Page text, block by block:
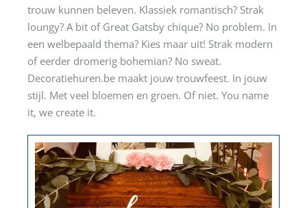
trouw kunnen beleven. Klassiek romantisch? Strak
loungy? A bit of Great Gatsby chique? No problem. In
een welbepaald thema? Kies maar uit! Strak modern
of eerder dromerig bohemian? No sweat.
Decoratiehuren.be maakt jouw trouwfeest. In jouw
stijl. Met veel bloemen en groen. Of niet. You name
it, we create it.